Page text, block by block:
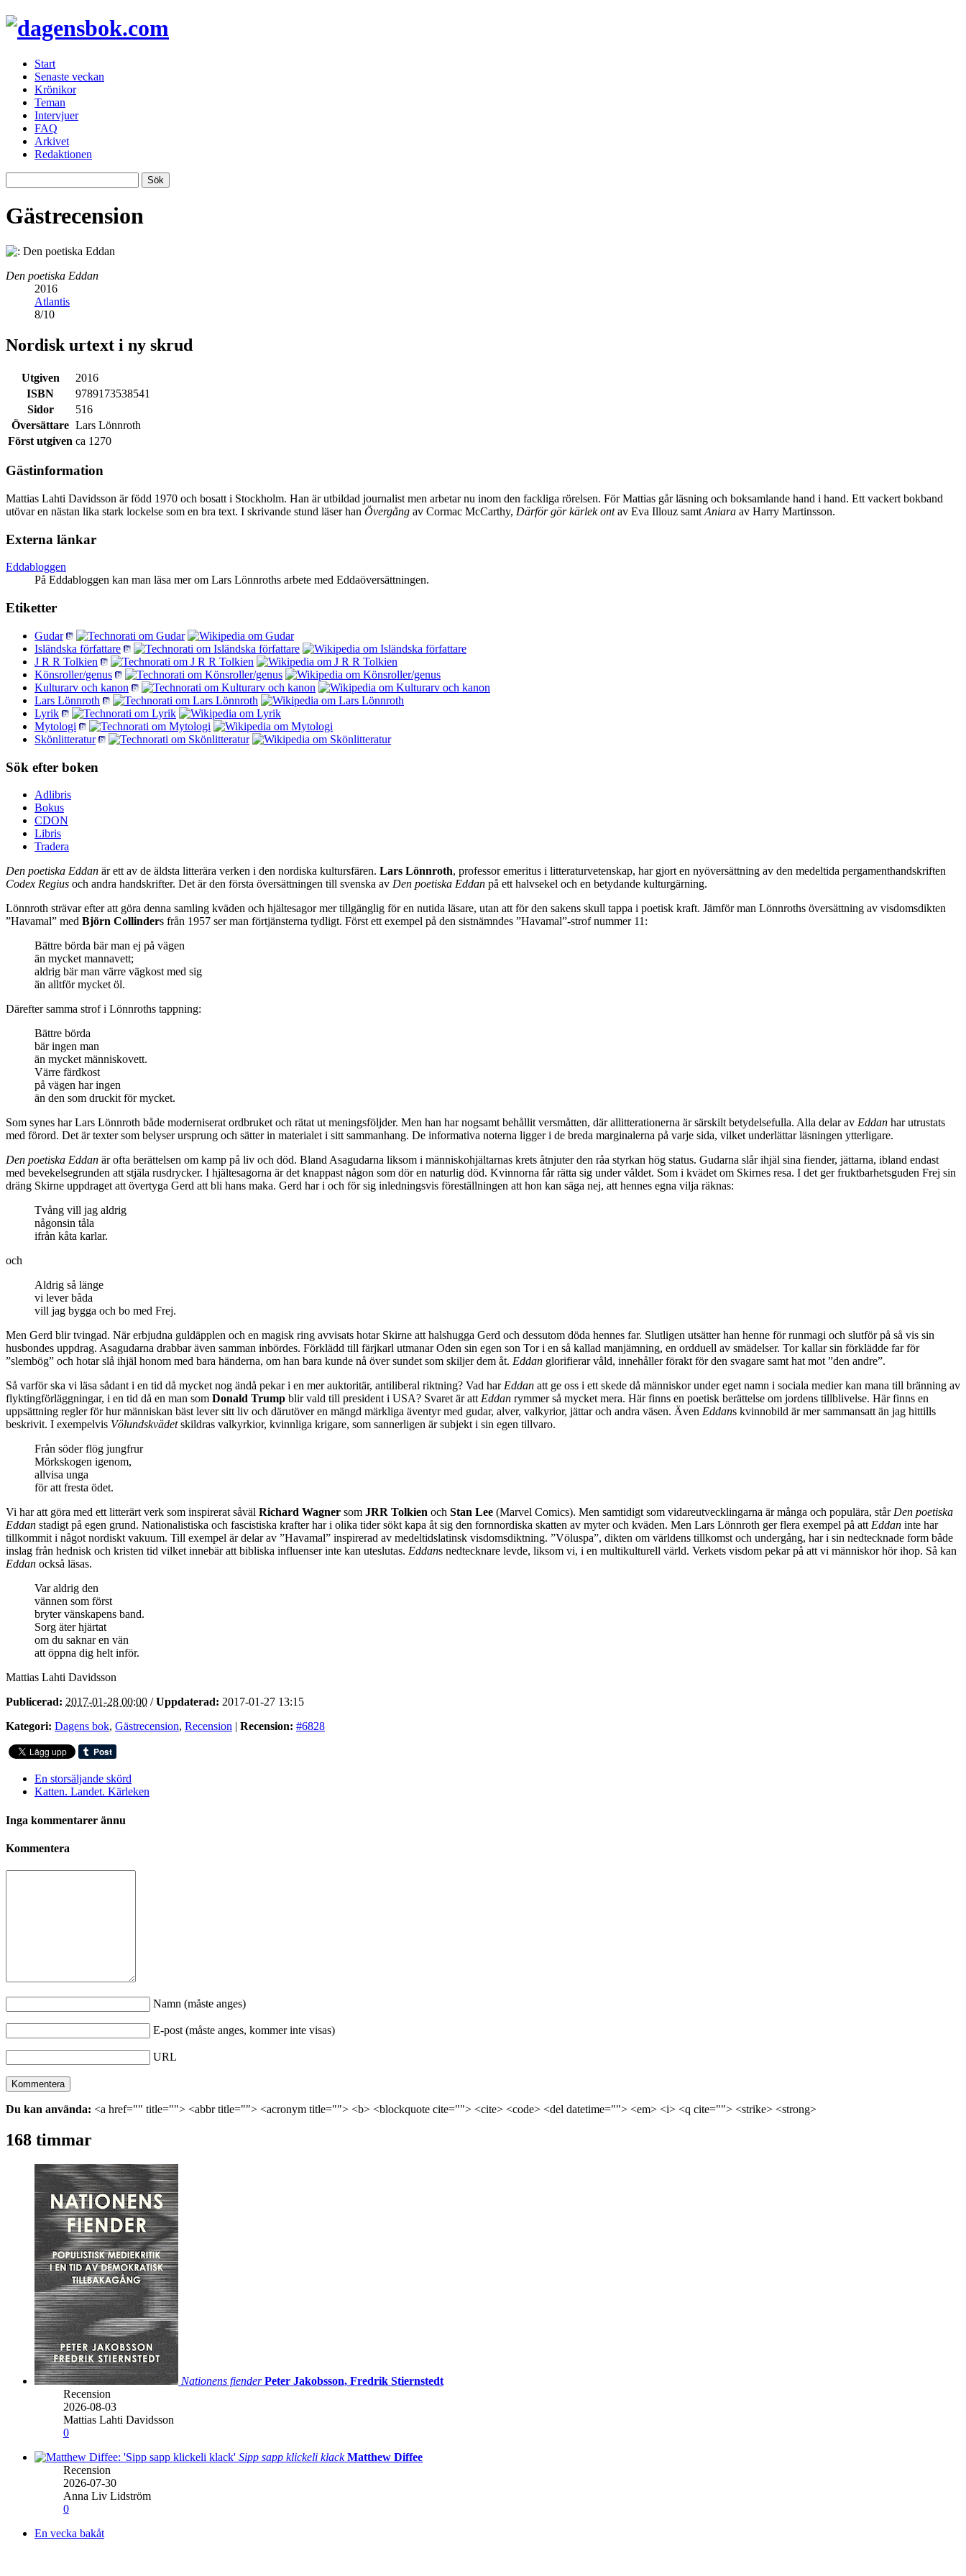
Start
Senaste veckan
Krönikor
Teman
Intervjuer
FAQ
Arkivet
Redaktionen
Gästrecension
Den poetiska Eddan
2016
Atlantis
8/10
Nordisk urtext i ny skrud
Utgiven
2016
ISBN
9789173538541
Sidor
516
Översättare Lars Lönnroth
Först utgiven ca 1270
Gästinformation
Mattias Lahti Davidsson är född 1970 och bosatt i Stockholm. Han är utbildad journalist men arbetar nu inom den fackliga rörelsen. För Mattias går läsning och boksamlande hand i hand. Ett vackert bokband
utövar en nästan lika stark lockelse som en bra text. I skrivande stund läser han Övergång av Cormac McCarthy, Därför gör kärlek ontav Eva Illouz samt Aniara av Harry Martinsson.
Externa länkar
Eddabloggen
På Eddabloggen kan man läsa mer om Lars Lönnroths arbete med Eddaöversättningen.
Etiketter
Gudar
Isländska författare
J R R Tolkien
Könsroller/genus
Kulturarv och kanon
Lars Lönnroth
Lyrik
Mytologi
Skönlitteratur
Sök efter boken
Adlibris
Bokus
CDON
Libris
Tradera
Den poetiska Eddan är ett av de äldsta litterära verken i den nordiska kultursfären. Lars Lönnroth, professor emeritus i litteraturvetenskap, har gjort en nyöversättning av den medeltida pergamenthandskriften
Codex Regius och andra handskrifter. Det är den första översättningen till svenska av Den poetiska Eddan på ett halvsekel och en betydande kulturgärning.
Lönnroth strävar efter att göra denna samling kväden och hjältesagor mer tillgänglig för en nutida läsare, utan att för den sakens skull tappa i poetisk kraft. Jämför man Lönnroths översättning av visdomsdikten
”Havamal” med Björn Collinders från 1957 ser man förtjänsterna tydligt. Först ett exempel på den sistnämndes ”Havamal”-strof nummer 11:
Bättre börda bär man ej på vägen
än mycket mannavett;
aldrig bär man värre vägkost med sig
än alltför mycket öl.
Därefter samma strof i Lönnroths tappning:
Bättre börda
bär ingen man
än mycket människovett.
Värre färdkost
på vägen har ingen
än den som druckit för mycket.
Som synes har Lars Lönnroth både moderniserat ordbruket och rätat ut meningsföljder. Men han har nogsamt behållit versmåtten, där allitterationerna är särskilt betydelsefulla. Alla delar av Eddan har utrustats
med förord. Det är texter som belyser ursprung och sätter in materialet i sitt sammanhang. De informativa noterna ligger i de breda marginalerna på varje sida, vilket underlättar läsningen ytterligare.
Den poetiska Eddan är ofta berättelsen om kamp på liv och död. Bland Asagudarna liksom i människohjältarnas krets åtnjuter den råa styrkan hög status. Gudarna slår ihjäl sina fiender, jättarna, ibland endast
med bevekelsegrunden att stjäla rusdrycker. I hjältesagorna är det knappast någon som dör en naturlig död. Kvinnorna får rätta sig under våldet. Som i kvädet om Skirnes resa. I det ger fruktbarhetsguden Frej sin
dräng Skirne uppdraget att övertyga Gerd att bli hans maka. Gerd har i och för sig inledningsvis föreställningen att hon kan säga nej, att hennes egna vilja räknas:
Tvång vill jag aldrig
någonsin tåla
ifrån kåta karlar.
och
Aldrig så länge
vi lever båda
vill jag bygga och bo med Frej.
Men Gerd blir tvingad. När erbjudna guldäpplen och en magisk ring avvisats hotar Skirne att halshugga Gerd och dessutom döda hennes far. Slutligen utsätter han henne för runmagi och slutför på så vis sin
husbondes uppdrag. Asagudarna drabbar även samman inbördes. Förklädd till färjkarl utmanar Oden sin egen son Tor i en så kallad manjämning, en ordduell av smädelser. Tor kallar sin förklädde far för
”slembög” och hotar slå ihjäl honom med bara händerna, om han bara kunde nå över sundet som skiljer dem åt. Eddan glorifierar våld, innehåller förakt för den svagare samt hat mot ”den andre”.
Så varför ska vi läsa sådant i en tid då mycket nog ändå pekar i en mer auktoritär, antiliberal riktning? Vad har Eddan att ge oss i ett skede då människor under eget namn i sociala medier kan mana till bränning av
flyktingförläggningar, i en tid då en man som Donald Trump blir vald till president i USA? Svaret är att Eddan rymmer så mycket mera. Här finns en poetisk berättelse om jordens tillblivelse. Här finns en
uppsättning regler för hur människan bäst lever sitt liv och därutöver en mängd märkliga äventyr med gudar, alver, valkyrior, jättar och andra väsen. Även Eddans kvinnobild är mer sammansatt än jag hittills
beskrivit. I exempelvis Völundskvädetskildras valkyrkior, kvinnliga krigare, som sannerligen är subjekt i sin egen tillvaro.
Från söder flög jungfrur
Mörkskogen igenom,
allvisa unga
för att fresta ödet.
Vi har att göra med ett litterärt verk som inspirerat såväl Richard Wagner som JRR Tolkien och Stan Lee (Marvel Comics). Men samtidigt som vidareutvecklingarna är många och populära, står Den poetiska
Eddan stadigt på egen grund. Nationalistiska och fascistiska krafter har i olika tider sökt kapa åt sig den fornnordiska skatten av myter och kväden. Men Lars Lönnroth ger flera exempel på att Eddan inte har
tillkommit i något nordiskt vakuum. Till exempel är delar av ”Havamal” inspirerad av medeltidslatinsk visdomsdiktning. ”Völuspa”, dikten om världens tillkomst och undergång, har i sin nedtecknade form både
inslag från hednisk och kristen tid vilket innebär att bibliska influenser inte kan uteslutas. Eddans nedtecknare levde, liksom vi, i en multikulturell värld. Verkets visdom pekar på att vi människor hör ihop. Så kan
Eddan också läsas.
Var aldrig den
vännen som först
bryter vänskapens band.
Sorg äter hjärtat
om du saknar en vän
att öppna dig helt inför.
Mattias Lahti Davidsson
Publicerad: 2017-01-28 00:00 /Uppdaterad: 2017-01-27 13:15
Kategori: Dagens bok, Gästrecension, Recension | Recension: #6828
En storsäljande skörd
Katten. Landet. Kärleken
Inga kommentarer ännu
Kommentera
Namn (måste anges)
E-post (måste anges, kommer inte visas)
URL
Du kan använda: <a href="" title=""> <abbr title=""> <acronym title=""> <b> <blockquote cite=""> <cite> <code> <del datetime=""> <em> <i> <q cite=""> <strike> <strong>
168 timmar
Nationens fiender Peter Jakobsson, Fredrik Stiernstedt
Recension
2026-08-03
Mattias Lahti Davidsson
0
Sipp sapp klickeli klack Matthew Diffee
Recension
2026-07-30
Anna Liv Lidström
0
En vecka bakåt